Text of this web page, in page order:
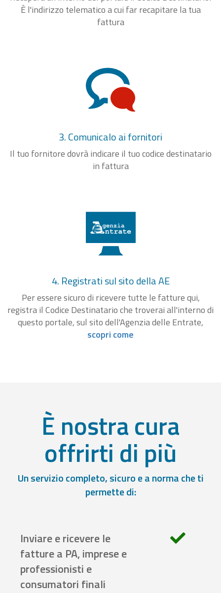
È l'indirizzo telematico a cui far recapitare la tua
fattura
3. Comunicalo ai fornitori
Il tuo fornitore dovrà indicare il tuo codice destinatario
in fattura
4. Registrati sul sito della AE
Per essere sicuro di ricevere tutte le fatture qui,
registra il Codice Destinatario che troverai all'interno di
questo portale, sul sito dell'Agenzia delle Entrate,
scopri come
È nostra cura
offrirti di più
Un servizio completo, sicuro e a norma che ti
permette di:
Inviare e ricevere le
fatture a PA, imprese e
professionisti e
consumatori finali